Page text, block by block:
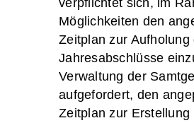
Möglichkeiten den
Zeitplan zur Aufholung
Jahresabschlüsse
Verwaltung der
aufgefordert, den
Zeitplan zur Erstellung